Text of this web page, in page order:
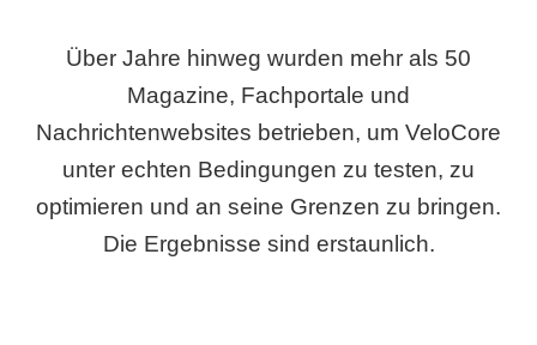
Über Jahre hinweg wurden mehr als 50
Magazine, Fachportale und
Nachrichtenwebsites betrieben, um VeloCore
unter echten Bedingungen zu testen, zu
optimieren und an seine Grenzen zu bringen.
Die Ergebnisse sind erstaunlich.